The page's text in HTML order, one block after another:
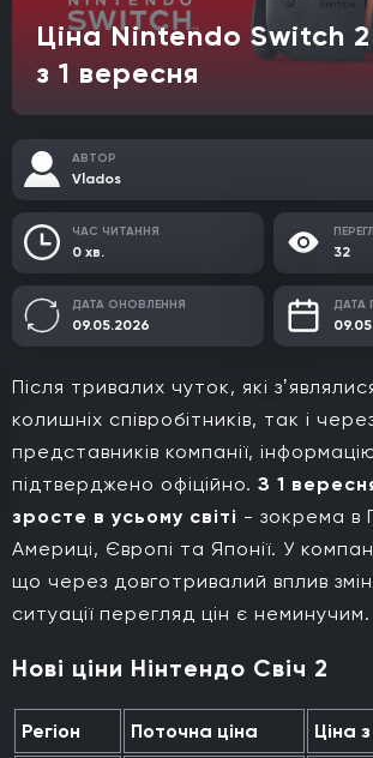
Ціна Nintendo Switch
з 1 вересня
АВТОР
Vlados
ЧАС ЧИТАННЯ
0 хв. 32
ДАТА ОНОВЛЕННЯ
09.05.2026
ДАТА
Після тривалих чуток, які
колишніх співробітників, так і
представників компанії,
підтверджено офіційно. З 1
зросте в усьому світі - зокрема в
Америці, Європі та Японії. У
що через довготривалий вплив
ситуації перегляд цін є неминучим.
Нові ціни Нінтендо Свіч 2
Регіон Поточна ціна Ціна